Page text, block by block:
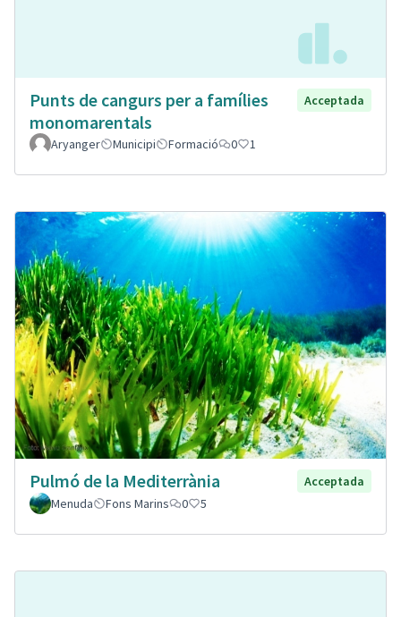
Punts de cangurs per a famílies
monomarentals
Acceptada
Aryanger Municipi Formació 0 1
Pulmó de la Mediterrània
Acceptada
Menuda
Fons Marins 0 5